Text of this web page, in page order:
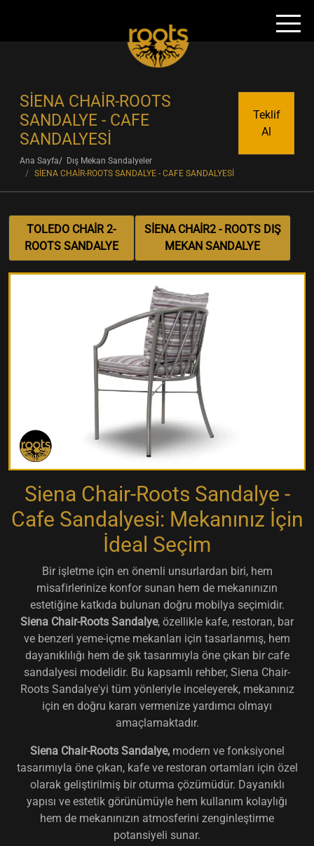
SİENA CHAİR-ROOTS
SANDALYE - CAFE
SANDALYESİ
Teklif
Al
Ana Sayfa
Dış Mekan Sandalyeler
SİENA CHAİR-ROOTS SANDALYE - CAFE SANDALYESİ
TOLEDO CHAİR 2-
ROOTS SANDALYE
SİENA CHAİR2 - ROOTS DIŞ
MEKAN SANDALYE
Siena Chair-Roots Sandalye -
Cafe Sandalyesi: Mekanınız İçin
İdeal Seçim
Bir işletme için en önemli unsurlardan biri, hem
misafirlerinize konfor sunan hem de mekanınızın
estetiğine katkıda bulunan doğru mobilya seçimidir.
Siena Chair-Roots Sandalye, özellikle kafe, restoran, bar
ve benzeri yeme-içme mekanları için tasarlanmış, hem
dayanıklılığı hem de şık tasarımıyla öne çıkan bir cafe
sandalyesi modelidir. Bu kapsamlı rehber, Siena Chair-
Roots Sandalye'yi tüm yönleriyle inceleyerek, mekanınız
için en doğru kararı vermenize yardımcı olmayı
amaçlamaktadır.
Siena Chair-Roots Sandalye,modern ve fonksiyonel
tasarımıyla öne çıkan, kafe ve restoran ortamları için özel
olarak geliştirilmişbir oturma çözümüdür. Dayanıklı
yapısı ve estetik görünümüyle hem kullanım kolaylığı
hem de mekanınızın atmosferini zenginleştirme
potansiyeli sunar.